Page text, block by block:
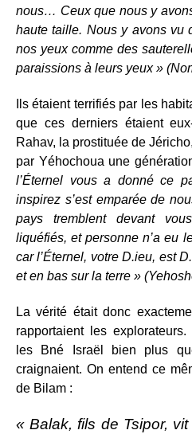
nous… Ceux que nous y
haute taille. Nous y avons
nos yeux comme des
paraissions à leurs yeux »
Ils étaient terrifiés par les
que ces derniers étaient
Rahav, la prostituée de
par Yéhochoua une
l’Éternel vous a donné ce
inspirez s’est emparée de
pays tremblent devant
liquéfiés, et personne n’a eu
car l’Éternel, votre D.ieu, est
et en bas sur la terre »
La vérité était donc
rapportaient les
les Bné Israël bien plus
craignaient. On entend ce
de Bilam :
« Balak, fils de Tsipor,